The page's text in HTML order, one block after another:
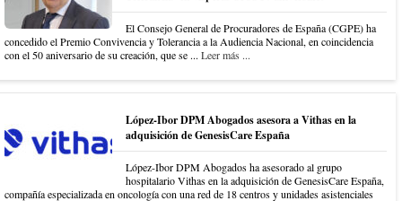
El Consejo General de Procuradores de España (CGPE) ha
concedido el Premio Convivencia y Tolerancia a la Audiencia Nacional, en coincidencia
con el 50 aniversario de su creación, que se ... Leer más ...
López-Ibor DPM Abogados asesora a Vithas en la
adquisición de GenesisCare España
López-Ibor DPM Abogados ha asesorado al grupo
hospitalario Vithas en la adquisición de GenesisCare España,
compañía especializada en oncología con una red de 18 centros y unidades asistenciales